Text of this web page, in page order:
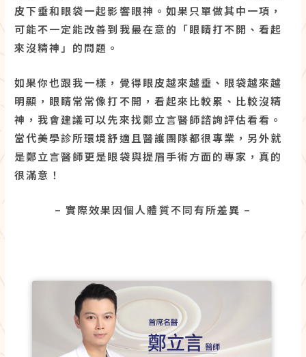
皮下垂和眼袋一起影響眼神。如果只單做其中一項，
可能不一定能改善到我最在意的「眼睛打不開、看起
來沒精神」的問題。
如果你也跟我一樣，覺得眼皮越來越垂、眼袋越來越
明顯，眼睛常常像打不開，看起來比較累、比較沒精
神，我會建議可以先來找鄭立言醫師諮詢評估看看。
當代美學診所環境舒適且醫護團隊都很專業，另外就
是鄭立言醫師更是眼袋與提眉手術方面的專家，真的
很滿意！
– 實際效果因個人體質不同有所差異 –